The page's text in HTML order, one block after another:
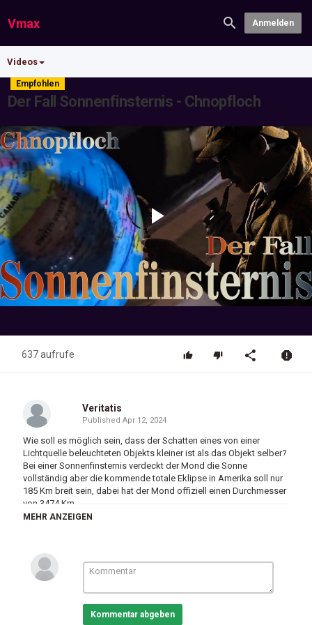
Vmax Anmelden
Videos
Empfohlen
Der Fall Sonnenfinsternis - Chnopfloch
Play
Video
637 aufrufe
Veritatis
Published Apr 12, 2024
Wie soll es möglich sein, dass der Schatten eines von einer
Lichtquelle beleuchteten Objekts kleiner ist als das Objekt selber?
Bei einer Sonnenfinsternis verdeckt der Mond die Sonne
vollständig aber die kommende totale Eklipse in Amerika soll nur
185 Km breit sein, dabei hat der Mond offiziell einen Durchmesser
von 3474 Km.
des Mondes auf der Erde selbst verkleinert?
Zum nachgestellten MODELL:
Es ist egal ob die Sonne 200 mal grösser und 200 mal weiter weg
oder ob sie 5 mal grösser ist und 5 mal weiter weg. Der
Lichteinfallswinkel verändert sich dadurch nicht und ebenso
MEHR ANZEIGEN
Kommentar abgeben